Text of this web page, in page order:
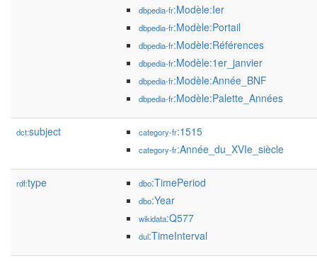
dbpedia-fr:Modèle:Ier
dbpedia-fr:Modèle:Portail
dbpedia-fr:Modèle:Références
dbpedia-fr:Modèle:1er_janvier
dbpedia-fr:Modèle:Année_BNF
dbpedia-fr:Modèle:Palette_Années
dct:subject category-fr:1515
category-fr:Année_du_XVIe_siècle
rdf:type dbo:TimePeriod
dbo:Year
wikidata:Q577
dul:TimeInterval